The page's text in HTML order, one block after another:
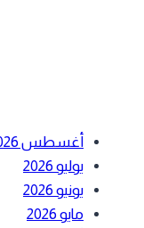
أغسطس 2026
يوليو 2026
يونيو 2026
مايو 2026